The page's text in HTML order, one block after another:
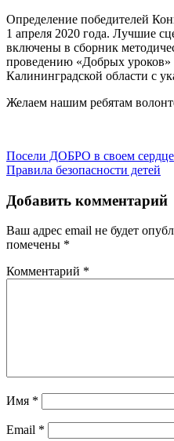
Определение победителей
1 апреля 2020 года. Лучшие
включены в сборник
проведению «Добрых уроков»
Калининградской области с
Желаем нашим ребятам
Навигация
по
записям
Посели ДОБРО в своем сердце
Правила безопасности детей
Добавить комментарий
Ваш адрес email не будет
помечены *
Комментарий *
Имя *
Email *